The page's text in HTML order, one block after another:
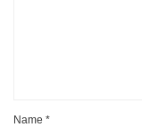
Name *